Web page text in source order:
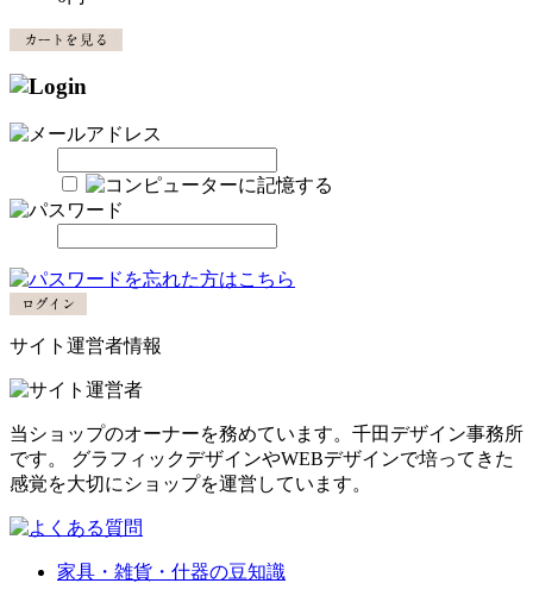
サイト運営者情報
当ショップのオーナーを務めています。千田デザイン事務所
です。 グラフィックデザインやWEBデザインで培ってきた
感覚を大切にショップを運営しています。
家具・雑貨・什器の豆知識